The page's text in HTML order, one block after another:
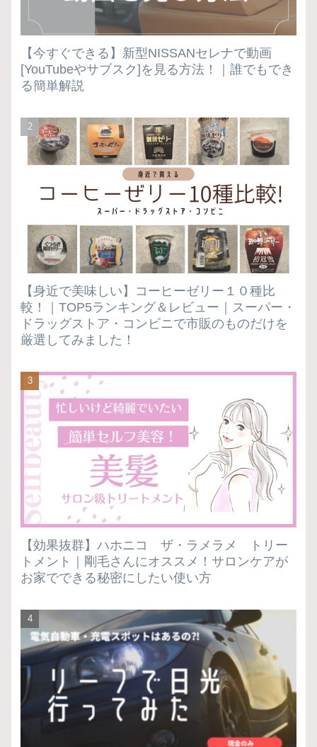
【今すぐできる】新型NISSANセレナで動画
[YouTubeやサブスク]を見る方法！｜誰でもでき
る簡単解説
【身近で美味しい】コーヒーゼリー１０種比
較！｜TOP5ランキング＆レビュー｜スーパー・
ドラッグストア・コンビニで市販のものだけを
厳選してみました！
【効果抜群】ハホニコ ザ・ラメラメ トリー
トメント｜剛毛さんにオススメ！サロンケアが
お家でできる秘密にしたい使い方